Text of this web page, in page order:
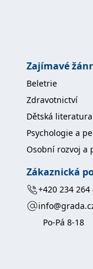
Zajímavé
Beletrie
Zdravotnictví
Dětská literatura
Psychologie a
Osobní rozvoj a
Zákaznická
+420 234 264
Po-Pá 8-18